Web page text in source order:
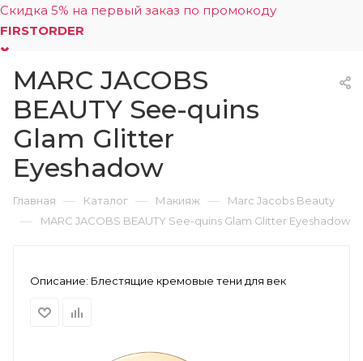
Скидка 5% на первый заказ по промокоду
FIRSTORDER
0
MARC JACOBS
BEAUTY See-quins
Glam Glitter
Eyeshadow
Главная — Каталог — Макияж — Marc Jacobs Beauty
— MARC JACOBS BEAUTY See-quins Glam Glitter Eyeshadow
Описание: Блестящие кремовые тени для век